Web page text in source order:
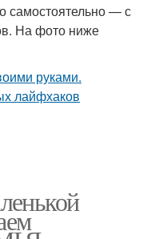
самостоятельно — с
На фото ниже